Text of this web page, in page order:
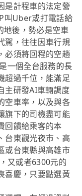
是計程車的法定營
叫Uber或打電話給
地後，勢必是空車
駕，往往因車行規
必須將回程的空趟
一個全台服務的長
超過千位，能滿足
主研發AI車輛調度
空車率，以及與各
旗下的司機盡可能
回饋給乘客的本
台東觀光夜市、高
或台東縣與高雄市
又或者6300元的
喜慶，只要點選黃